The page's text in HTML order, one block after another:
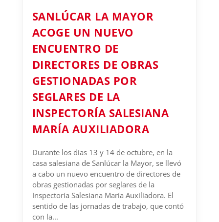
SANLÚCAR LA MAYOR
ACOGE UN NUEVO
ENCUENTRO DE
DIRECTORES DE OBRAS
GESTIONADAS POR
SEGLARES DE LA
INSPECTORÍA SALESIANA
MARÍA AUXILIADORA
Durante los días 13 y 14 de octubre, en la
casa salesiana de Sanlúcar la Mayor, se llevó
a cabo un nuevo encuentro de directores de
obras gestionadas por seglares de la
Inspectoría Salesiana María Auxiliadora. El
sentido de las jornadas de trabajo, que contó
con la...